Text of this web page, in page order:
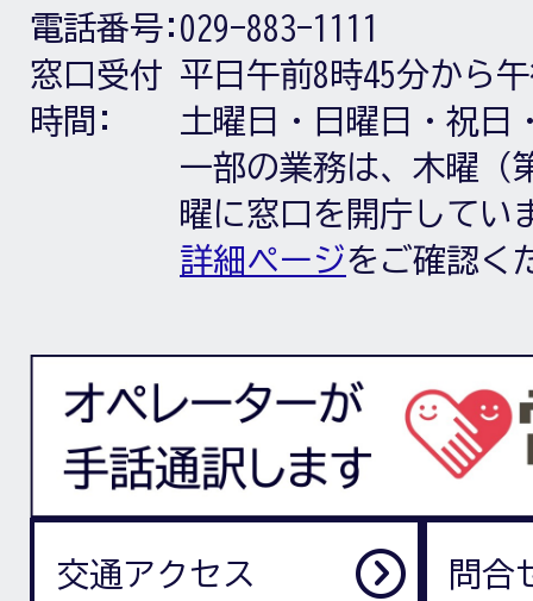
電話番号: 029-883-1111
窓口受付
時間:
平日午前8時45分から
土曜日・日曜日・祝日
一部の業務は、木曜（
曜に窓口を開庁してい
詳細ページをご確認く
交通アクセス 問合